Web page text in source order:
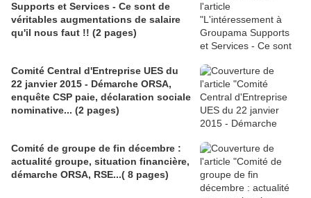
Supports et Services - Ce sont de
véritables augmentations de salaire
qu'il nous faut !! (2 pages)
Comité Central d'Entreprise UES du
22 janvier 2015 - Démarche ORSA,
enquête CSP paie, déclaration sociale
nominative... (2 pages)
Comité de groupe de fin décembre :
actualité groupe, situation financière,
démarche ORSA, RSE...( 8 pages)